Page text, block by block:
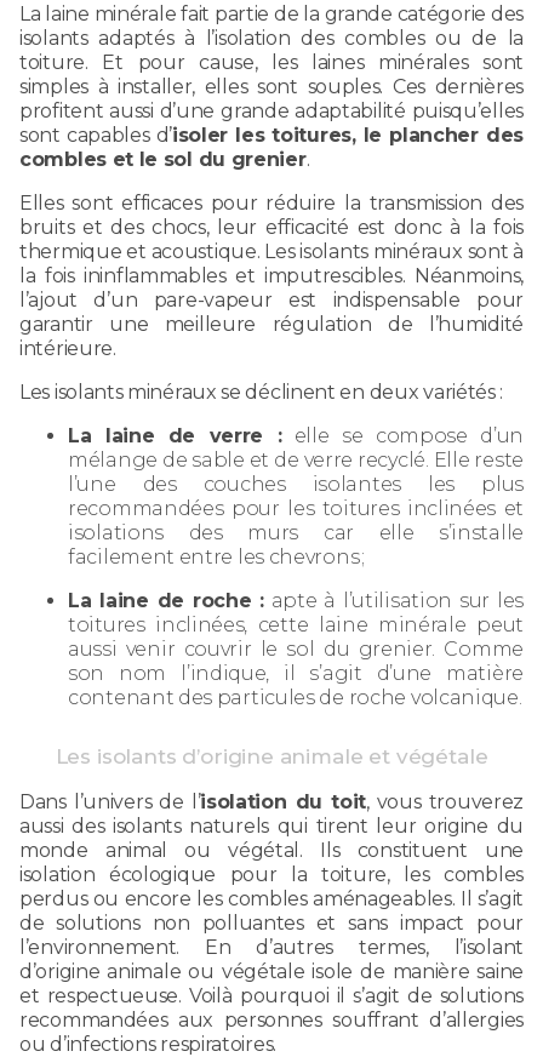
La laine minérale fait partie de la grande catégorie des
isolants adaptés à l’isolation des combles ou de la
toiture. Et pour cause, les laines minérales sont
simples à installer, elles sont souples. Ces dernières
profitent aussi d’une grande adaptabilité puisqu’elles
sont capables d’isoler les toitures, le plancher des
combles et le sol du grenier.
Elles sont efficaces pour réduire la transmission des
bruits et des chocs, leur efficacité est donc à la fois
thermique et acoustique. Les isolants minéraux sont à
la fois ininflammables et imputrescibles. Néanmoins,
l’ajout d’un pare-vapeur est indispensable pour
garantir une meilleure régulation de l’humidité
intérieure.
Les isolants minéraux se déclinent en deux variétés :
La laine de verre :elle se compose d’un
mélange de sable et de verre recyclé. Elle reste
l’une des couches isolantes les plus
recommandées pour les toitures inclinées et
isolations des murs car elle s’installe
facilement entre les chevrons ;
La laine de roche :apte à l’utilisation sur les
toitures inclinées, cette laine minérale peut
aussi venir couvrir le sol du grenier. Comme
son nom l’indique, il s’agit d’une matière
contenant des particules de roche volcanique.
Les isolants d’origine animale et végétale
Dans l’univers de l’isolation du toit, vous trouverez
aussi des isolants naturels qui tirent leur origine du
monde animal ou végétal. Ils constituent une
isolation écologique pour la toiture, les combles
perdus ou encore les combles aménageables. Il s’agit
de solutions non polluantes et sans impact pour
l’environnement. En d’autres termes, l’isolant
d’origine animale ou végétale isole de manière saine
et respectueuse. Voilà pourquoi il s’agit de solutions
recommandées aux personnes souffrant d’allergies
ou d’infections respiratoires.